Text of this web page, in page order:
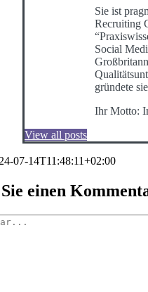
Sie ist
Recruiting
Social
gründete
Ihr Motto:
View all posts
07-14T11:48:11+02:00
einen